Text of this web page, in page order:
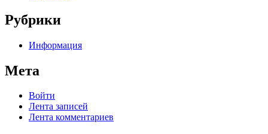
Рубрики
Информация
Мета
Войти
Лента записей
Лента комментариев